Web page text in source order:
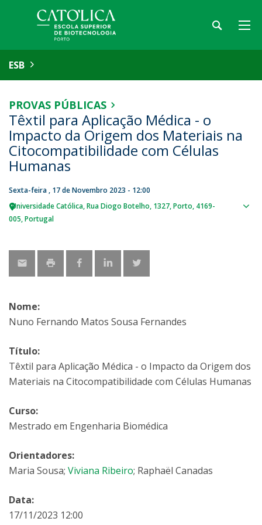
ESB
PROVAS PÚBLICAS
Têxtil para Aplicação Médica - o
Impacto da Origem dos Materiais na
Citocompatibilidade com Células
Humanas
Sexta-feira , 17 de Novembro 2023 - 12:00
Universidade Católica Rua Diogo Botelho, 1327 Porto 4169-
005 Portugal
Nome:
Nuno Fernando Matos Sousa Fernandes
Título:
Têxtil para Aplicação Médica - o Impacto da Origem dos
Materiais na Citocompatibilidade com Células Humanas
Curso:
Mestrado em Engenharia Biomédica
Orientadores:
Maria Sousa; Viviana Ribeiro; Raphaël Canadas
Data:
17/11/2023 12:00